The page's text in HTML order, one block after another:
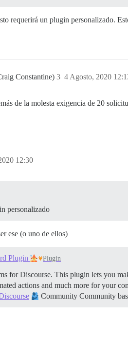
requerirá un plugin personalizado.
Constantine) 4 Agosto, 2020
3
de la molesta exigencia de 20
12:30
personalizado
ese (o uno de ellos)
Plugin Plugin
for Discourse. This plugin lets you
actions and much more for your
Community Community